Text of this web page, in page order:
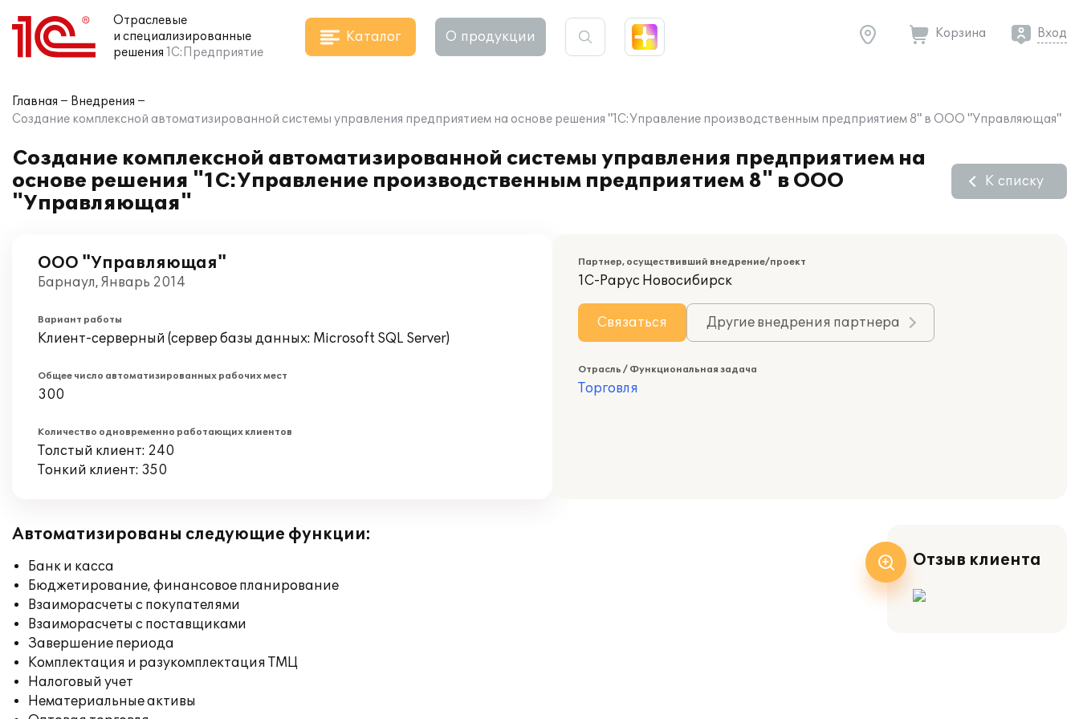
Отраслевые
и специализированные
решения 1С:Предприятие
Каталог О продукции Корзина Вход
Главная
Внедрения
Создание комплексной автоматизированной системы управления предприятием на основе решения "1С:Управление производственным предприятием 8" в ООО "Управляющая"
Создание комплексной автоматизированной системы управления предприятием на
основе решения "1С:Управление производственным предприятием 8" в ООО
"Управляющая"
К списку
ООО "Управляющая"
Барнаул, Январь 2014
Вариант работы
Клиент-серверный (сервер базы данных: Microsoft SQL Server)
Общее число автоматизированных рабочих мест
300
Количество одновременно работающих клиентов
Толстый клиент: 240
Тонкий клиент: 350
Партнер, осуществивший внедрение/проект
1С-Рарус Новосибирск
Связаться Другие внедрения партнера
Отрасль / Функциональная задача
Торговля
Автоматизированы следующие функции:
Банк и касса
Бюджетирование, финансовое планирование
Взаиморасчеты с покупателями
Взаиморасчеты с поставщиками
Завершение периода
Комплектация и разукомплектация ТМЦ
Налоговый учет
Нематериальные активы
Отзыв клиента